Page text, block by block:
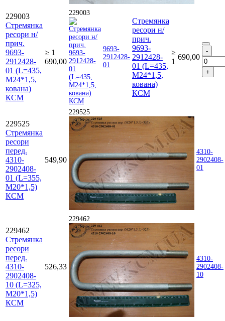
229003
Стремянка
ресори н/
прич.
9693-
2912428-
01 (L=435,
М24*1,5,
кована)
КСМ
≥ 1
690,00
229003
9693-
2912428-
01
Стремянка
ресори н/
прич.
9693-
2912428-
01 (L=435,
М24*1,5,
кована)
КСМ
≥
1
690,00
229525
Стремянка
ресори
перед.
4310-
2902408-
01 (L=355,
М20*1,5)
КСМ
549,90
229525
4310-
2902408-
01
229462
Стремянка
ресори
перед.
4310-
2902408-
10 (L=325,
М20*1,5)
КСМ
526,33
229462
4310-
2902408-
10